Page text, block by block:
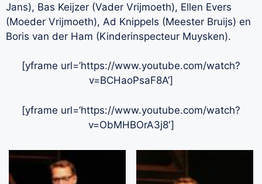
Jans), Bas Keijzer (Vader Vrijmoeth), Ellen Evers
(Moeder Vrijmoeth), Ad Knippels (Meester Bruijs) en
Boris van der Ham (Kinderinspecteur Muysken).
[yframe url=’https://www.youtube.com/watch?
v=BCHaoPsaF8A’]
[yframe url=’https://www.youtube.com/watch?
v=ObMHBOrA3j8′]